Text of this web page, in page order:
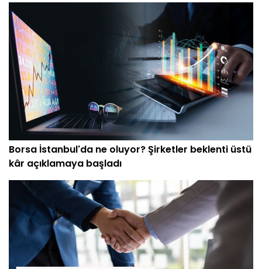
Borsa İstanbul'da ne oluyor? Şirketler beklenti üstü
kâr açıklamaya başladı